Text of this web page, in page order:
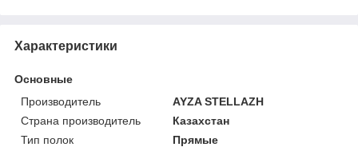
Характеристики
Основные
Производитель
AYZA STELLAZH
Страна производитель
Казахстан
Тип полок
Прямые